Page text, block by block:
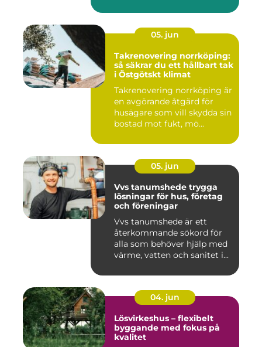
05. jun
Takrenovering norrköping:
så säkrar du ett hållbart tak
i Östgötskt klimat
Takrenovering norrköping är
en avgörande åtgärd för
husägare som vill skydda sin
bostad mot fukt, mö...
05. jun
Vvs tanumshede trygga
lösningar för hus, företag
och föreningar
Vvs tanumshede är ett
återkommande sökord för
alla som behöver hjälp med
värme, vatten och sanitet i...
04. jun
Lösvirkeshus – flexibelt
byggande med fokus på
kvalitet